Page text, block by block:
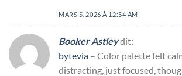
MARS 5, 2026 À 12:54 AM
Booker Astleydit:
bytevia – Color palette felt
distracting, just focused,